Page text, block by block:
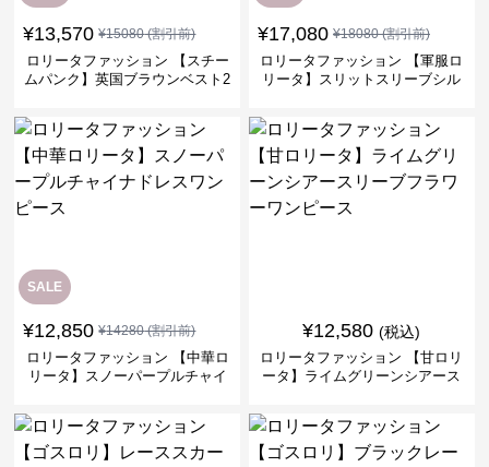
¥13,570 ¥15080(割引前)
ロリータファッション 【スチー
ムパンク】英国ブラウンベスト2
¥17,080 ¥18080(割引前)
ロリータファッション 【軍服ロ
リータ】スリットスリーブシル
SALE
¥12,850 ¥14280(割引前)
ロリータファッション 【中華ロ
リータ】スノーパープルチャイ
¥12,580 (税込)
ロリータファッション 【甘ロリ
ータ】ライムグリーンシアース